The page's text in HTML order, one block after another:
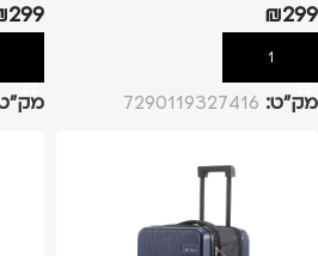
₪299
הוספה לסל
מק”ט: 7290119327416
299